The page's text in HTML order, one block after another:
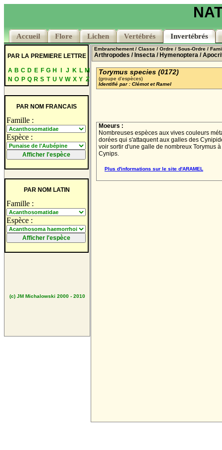
Accueil Flore Lichen Vertébrés Invertébrés
Accueil Flore Lichen Vertébrés Invertébrés
PAR LA PREMIERE LETTRE
A B C D E F G H J K L M
N O P Q R S T U V W X Y Z
PAR NOM FRANCAIS
Famille :
Espèce :
PAR NOM LATIN
Famille :
Espèce :
(c) JM Michalowski 2000 - 2010
Embranchement/ Classe / Ordre / Sous-Ordre /
Arthropodes / Insecta / Hymenoptera /
Torymus species (0172)
(groupe d'espèces)
Identifié par : Clémot et Ramel
Moeurs :
Nombreuses espèces aux vives couleurs
dorées qui s'attaquent aux galles des
voir sortir d'une galle de nombreux Torymus
Cynips.
Plus d'informations sur le site d'ARAMEL